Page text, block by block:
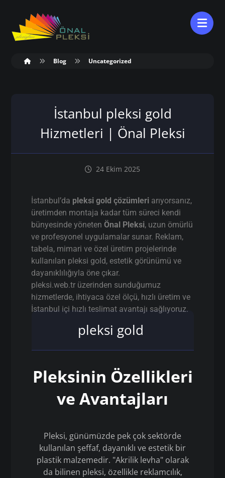
Blog Uncategorized
İstanbul pleksi gold
Hizmetleri | Önal Pleksi
24 Ekim 2025
İstanbul’da pleksi gold çözümleri arıyorsanız,
üretimden montaja kadar tüm süreci kendi
bünyesinde yönetenÖnal Pleksi, uzun ömürlü
ve profesyonel uygulamalar sunar. Reklam,
tabela, mimari ve özel üretim projelerinde
kullanılan pleksi gold, estetik görünümü ve
dayanıklılığıyla öne çıkar.
pleksi.web.tr üzerinden sunduğumuz
hizmetlerde, ihtiyaca özel ölçü, hızlı üretim ve
İstanbul içi hızlı teslimat avantajı sağlıyoruz.
pleksi gold
Pleksinin Özellikleri
ve Avantajları
Pleksi, günümüzde pek çok sektörde
kullanılan şeffaf, dayanıklı ve estetik bir
plastik malzemedir. "Akrilik levha" olarak
da bilinen pleksi, özellikle reklamcılık,